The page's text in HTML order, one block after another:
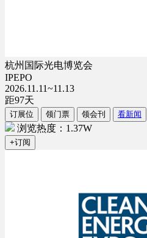
杭州国际光电博览会
IPEPO
2026.11.11~11.13
距97天
订展位 领门票 领会刊 看新闻
浏览热度：1.37W
+订阅